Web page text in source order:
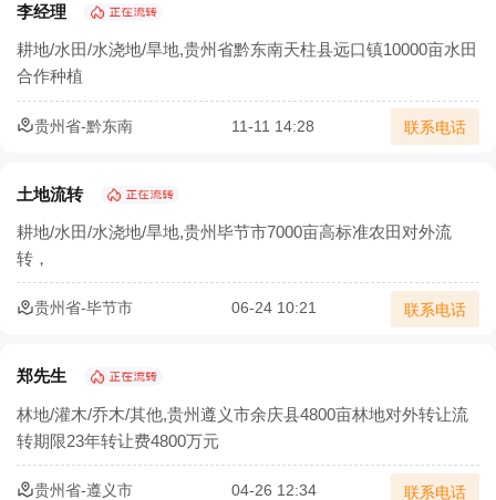
李经理
耕地/水田/水浇地/旱地,贵州省黔东南天柱县远口镇10000亩水田
合作种植
贵州省-黔东南 11-11 14:28 联系电话
土地流转
耕地/水田/水浇地/旱地,贵州毕节市7000亩高标准农田对外流
转，
贵州省-毕节市 06-24 10:21 联系电话
郑先生
林地/灌木/乔木/其他,贵州遵义市余庆县4800亩林地对外转让流
转期限23年转让费4800万元
贵州省-遵义市 04-26 12:34 联系电话